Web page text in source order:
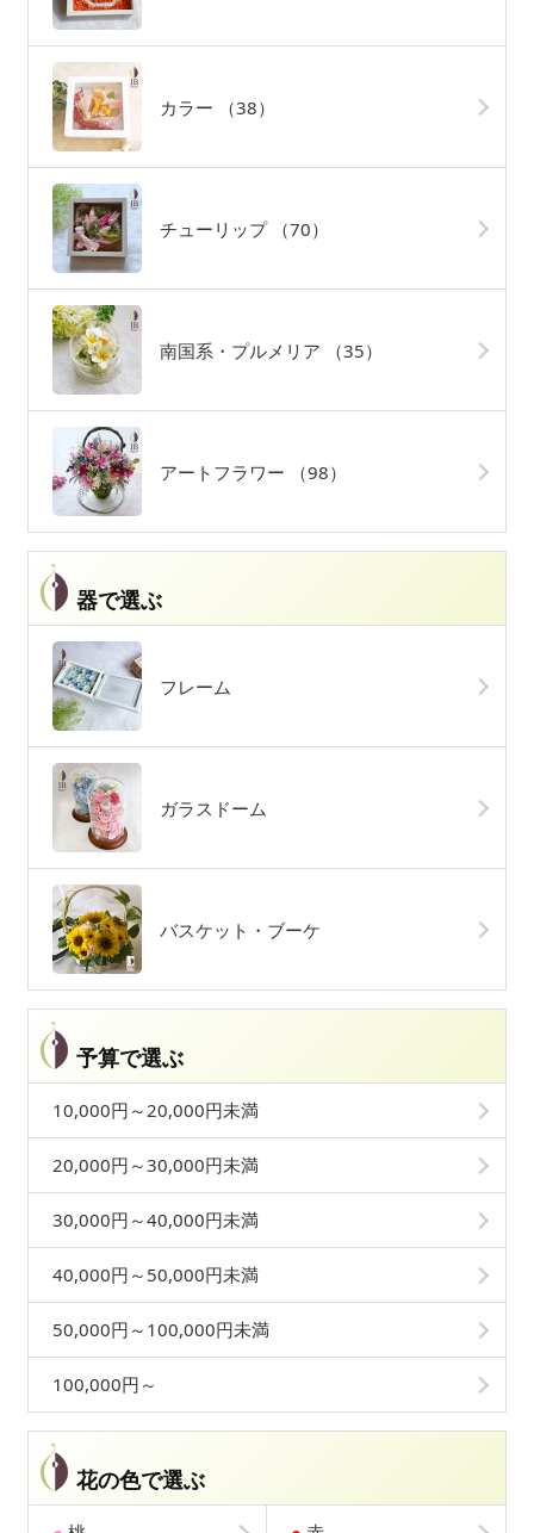
カラー （38）
チューリップ （70）
南国系・プルメリア （35）
アートフラワー （98）
器で選ぶ
フレーム
ガラスドーム
バスケット・ブーケ
予算で選ぶ
10,000円～20,000円未満
20,000円～30,000円未満
30,000円～40,000円未満
40,000円～50,000円未満
50,000円～100,000円未満
100,000円～
花の色で選ぶ